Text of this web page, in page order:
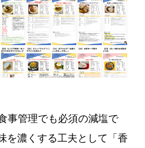
事管理でも必須の減塩で
を濃くする工夫として「香